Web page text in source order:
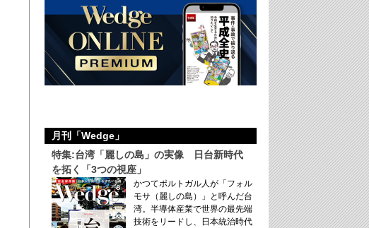
月刊「Wedge」
特集:台湾「麗しの島」の実像 日台新時代
を拓く「3つの視座」
かつてポルトガル人が「フォル
モサ（麗しの島）」と呼んだ台
湾。半導体産業で世界の最先端
技術をリードし、日本統治時代